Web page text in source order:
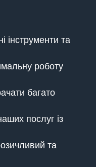
інструменти та
роботу
багато
послуг із
та